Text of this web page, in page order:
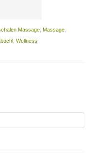
Massage, Massage,
, Wellness